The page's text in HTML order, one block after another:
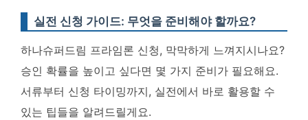
실전 신청 가이드: 무엇을 준비해야 할까요?
하나슈퍼드림 프라임론 신청, 막막하게 느껴지시나요?
승인 확률을 높이고 싶다면 몇 가지 준비가 필요해요.
서류부터 신청 타이밍까지, 실전에서 바로 활용할 수
있는 팁들을 알려드릴게요.